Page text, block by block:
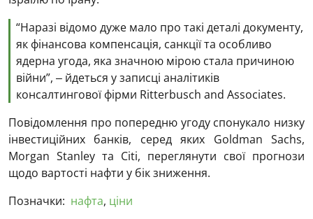
“Наразі відомо дуже мало про такі деталі документу,
як фінансова компенсація, санкції та особливо
ядерна угода, яка значною мірою стала причиною
війни”, ‒ йдеться у записці аналітиків
консалтингової фірми Ritterbusch and Associates.
Повідомлення про попередню угоду спонукало низку
інвестиційних банків, серед яких Goldman Sachs,
Morgan Stanley та Citi, переглянути свої прогнози
щодо вартості нафти у бік зниження.
Позначки: нафта, ціни